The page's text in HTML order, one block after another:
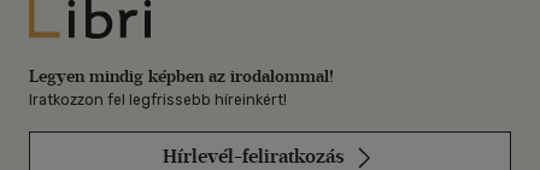
Libri
Legyen mindig képben az irodalommal!
Iratkozzon fel legfrissebb híreinkért!
Hírlevél-feliratkozás